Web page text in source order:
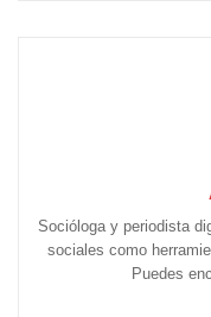
Socióloga y periodista
sociales como
Puedes